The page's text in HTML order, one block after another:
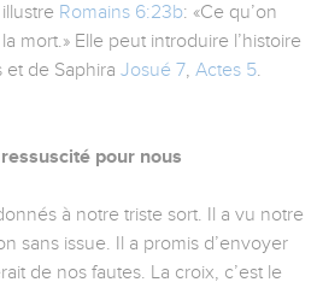
Romains 6:23b: «Ce qu’on
mort.» Elle peut introduire l’histoire
et de Saphira Josué 7, Actes 5.
pour nous
à notre triste sort. Il a vu notre
sans issue. Il a promis d’envoyer
de nos fautes. La croix, c’est le